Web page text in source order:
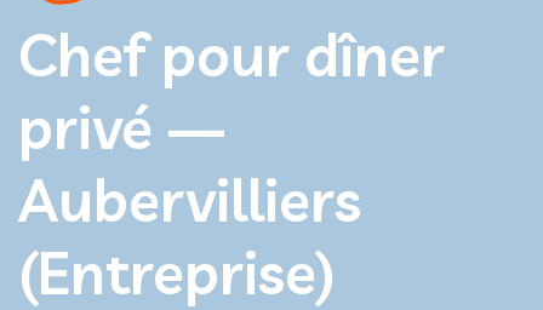
Chef pour dîner
privé —
Aubervilliers
(Entreprise)